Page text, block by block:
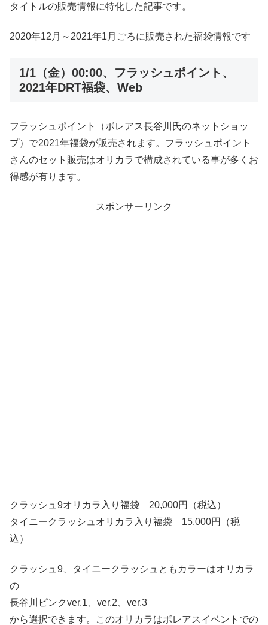
タイトルの販売情報に特化した記事です。
2020年12月～2021年1月ごろに販売された福袋情報です
1/1（金）00:00、フラッシュポイント、
2021年DRT福袋、Web
フラッシュポイント（ボレアス長谷川氏のネットショッ
プ）で2021年福袋が販売されます。フラッシュポイント
さんのセット販売はオリカラで構成されている事が多くお
得感が有ります。
スポンサーリンク
クラッシュ9オリカラ入り福袋 20,000円（税込）
タイニークラッシュオリカラ入り福袋 15,000円（税
込）
クラッシュ9、タイニークラッシュともカラーはオリカラ
の
長谷川ピンクver.1、ver.2、ver.3
から選択できます。このオリカラはボレアスイベントでの